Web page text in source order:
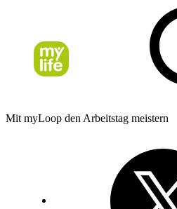
Mit myLoop den Arbeitstag meistern